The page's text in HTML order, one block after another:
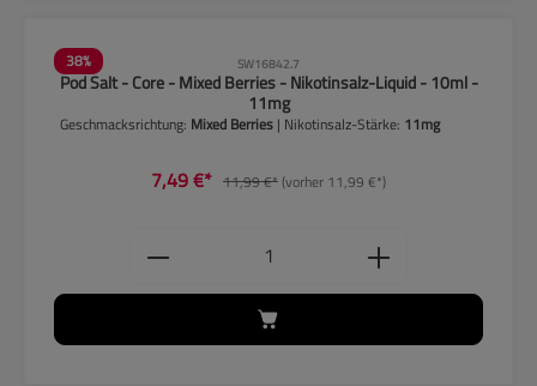
38% SW16842.7
Pod Salt - Core - Mixed Berries - Nikotinsalz-Liquid - 10ml -
11mg
Geschmacksrichtung: Mixed Berries | Nikotinsalz-Stärke: 11mg
7,49 €* 11,99 €*(vorher 11,99 €*)
Produkt Anzahl: Gib den